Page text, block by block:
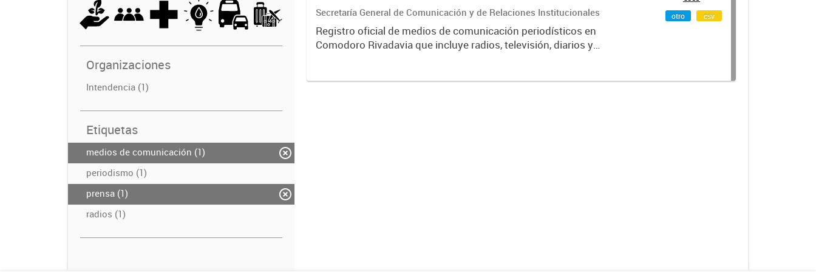
Organizaciones
Intendencia (1)
Etiquetas
medios de comunicación (1)
periodismo (1)
prensa (1)
radios (1)
Secretaría General de Comunicación y de Relaciones Institucionales
Registro oficial de medios de comunicación periodísticos en
Comodoro Rivadavia que incluye radios, televisión, diarios y
otro csv